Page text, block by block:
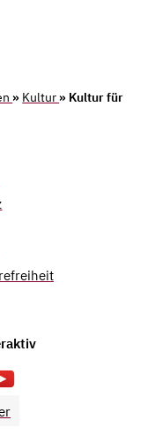
» Kultur » Kultur für